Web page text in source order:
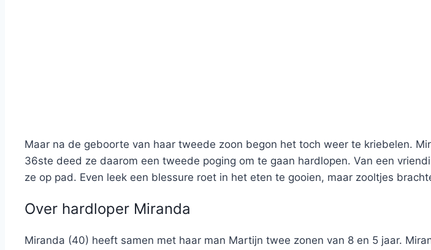
Maar na de geboorte van haar tweede zoon begon het toch weer te kriebelen.
36ste deed ze daarom een tweede poging om te gaan hardlopen. Van een
ze op pad. Even leek een blessure roet in het eten te gooien, maar zooltjes
Over hardloper Miranda
Miranda (40) heeft samen met haar man Martijn twee zonen van 8 en 5 jaar.